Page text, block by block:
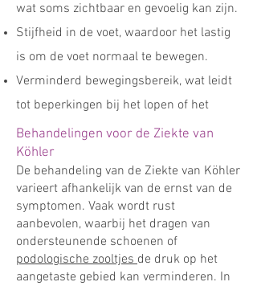
wat soms zichtbaar en gevoelig kan zijn.
Stijfheid in de voet, waardoor het lastig
is om de voet normaal te bewegen.
Verminderd bewegingsbereik, wat leidt
tot beperkingen bij het lopen of het
Behandelingen voor de Ziekte van
Köhler
De behandeling van de Ziekte van Köhler
varieert afhankelijk van de ernst van de
symptomen. Vaak wordt rust
aanbevolen, waarbij het dragen van
ondersteunende schoenen of
podologische zooltjesde druk op het
aangetaste gebied kan verminderen. In